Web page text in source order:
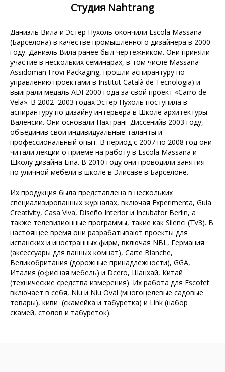
Студия Nahtrang
Даниэль Вила и Эстер Пухоль окончили Escola Massana
(Барселона) в качестве промышленного дизайнера в 2000
году. Даниэль Вила ранее был чертежником. Они приняли
участие в нескольких семинарах, в том числе Massana-
Assidomän Frövi Packaging, прошли аспирантуру по
управлению проектами в Institut Català de Tecnologia) и
выиграли медаль ADI 2000 года за свой проект «Carro de
Vela». В 2002–2003 годах Эстер Пухоль поступила в
аспирантуру по дизайну интерьера в Школе архитектуры
Валенсии. Они основали Нахтранг Диссенийв 2003 году,
объединив свои индивидуальные таланты и
профессиональный опыт. В период с 2007 по 2008 год они
читали лекции о приеме на работу в Escola Massana и
Школу дизайна Eina. В 2010 году они проводили занятия
по уличной мебели в школе в Элисаве в Барселоне.
Их продукция была представлена ​​в нескольких
специализированных журналах, включая Experimenta, Guía
Creativity, Casa Viva, Diseño Interior и Incubator Berlin, а
также телевизионные программы, такие как Silenci (TV3). В
настоящее время они разрабатывают проекты для
испанских и иностранных фирм, включая NBL, Германия
(аксессуары для ванных комнат), Carte Blanche,
Великобритания (дорожные принадлежности), GGA,
Италия (офисная мебель) и Dcero, Шанхай, Китай
(технические средства измерения). Их работа для Escofet
включает в себя, Niu и Niu Oval (многоцелевые садовые
товары), киви (скамейка и табуретка) и Link (набор
скамей, столов и табуреток).